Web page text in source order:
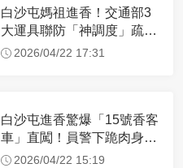
白沙屯媽祖進香！交通部3
大運具聯防「神調度」疏運
32.1萬創新高
2026/04/22 17:31
白沙屯進香驚爆「15號香客
車」直闖！員警下跪肉身擋
車：讓行人先過
2026/04/22 15:19